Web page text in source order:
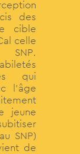
des
cible
celle
qui
l’âge
jeune
SNP)
de